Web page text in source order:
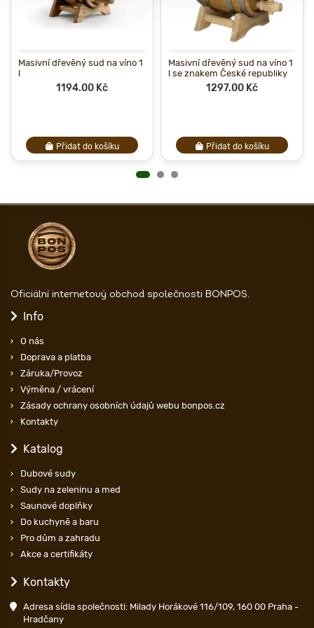
Masivní dřevěný sud na víno 1
l
1194.00 Kč
Přidat do košíku
Masivní dřevěný sud na víno 1
l se znakem České republiky
1297.00 Kč
Přidat do košíku
Oficiální internetový obchod společnosti BONPOS.
Info
O nás
Doprava a platba
Záruka/Provoz
Výměna / vrácení
Zásady ochrany osobních údajů webu bonpos.cz
Kontakty
Katalog
Dubové sudy
Sudy na zeleninu a med
Saunové doplňky
Do kuchyně a baru
Pro dům a zahradu
Akce a certifikáty
Kontakty
Adresa sídla společnosti: Milady Horákové 116/109, 160 00 Praha -
Hradčany